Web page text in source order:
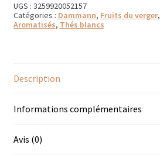
Salle de bain
Boissons alcoolisées
UGS : 3259920052157
Catégories : Dammann, Fruits du verger,
Aromatisés, Thés blancs
Description
Informations complémentaires
Avis (0)